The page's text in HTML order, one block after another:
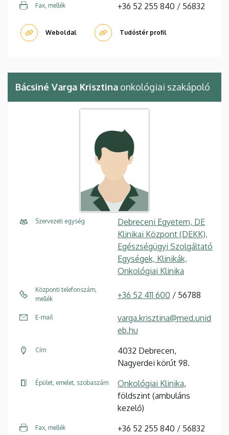
Fax, mellék +36 52 255 840 / 56832
Weboldal Tudóstér profil
Bácsiné Varga Krisztina onkológiai szakápoló
Szervezeti egység
Debreceni Egyetem, DE
Klinikai Központ (DEKK),
Egészségügyi Szolgáltató
Egységek, Klinikák,
Onkológiai Klinika
Központi telefonszám,
mellék
+36 52 411 600 / 56788
E-mail
varga.krisztina@med.unid
eb.hu
Cím
4032 Debrecen,
Nagyerdei körút 98.
Épület, emelet, szobaszám Onkológiai Klinika,
földszint (ambuláns
kezelő)
Fax, mellék +36 52 255 840 / 56832